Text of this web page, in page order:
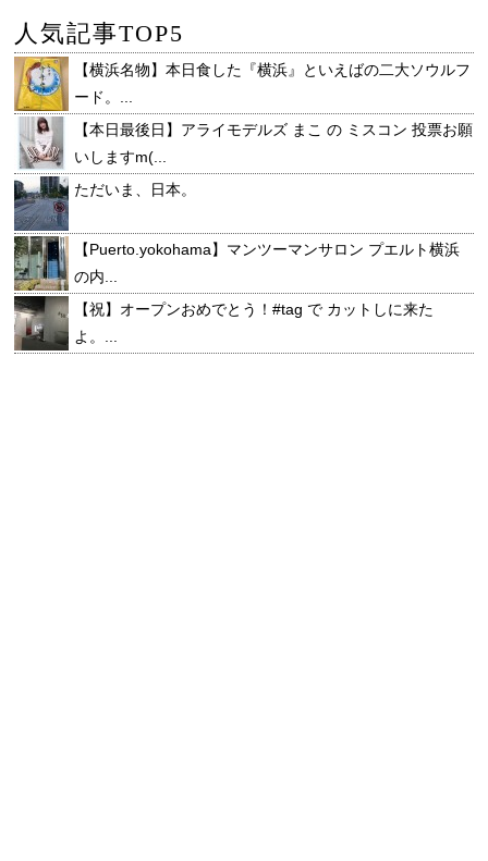
人気記事TOP5
【横浜名物】本日食した『横浜』といえばの二大ソウルフ
ード。...
【本日最後日】アライモデルズ まこ の ミスコン 投票お願
いしますm(...
ただいま、日本。
【Puerto.yokohama】マンツーマンサロン プエルト横浜
の内...
【祝】オープンおめでとう！#tag で カットしに来た
よ。...